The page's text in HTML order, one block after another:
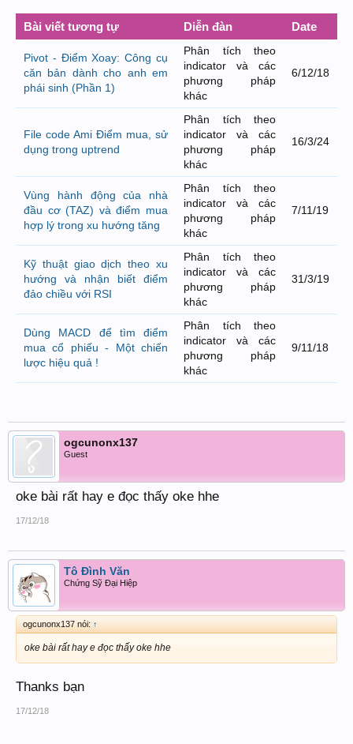
Bài viết tương tự Diễn đàn Date
Pivot - Điểm Xoay: Công cụ
căn bản dành cho anh em
phái sinh (Phần 1)
Phân tích theo
indicator và các
phương pháp
khác
6/12/18
File code Ami Điểm mua, sử
dụng trong uptrend
Phân tích theo
indicator và các
phương pháp
khác
16/3/24
Vùng hành động của nhà
đầu cơ (TAZ) và điểm mua
hợp lý trong xu hướng tăng
Phân tích theo
indicator và các
phương pháp
khác
7/11/19
Kỹ thuật giao dịch theo xu
hướng và nhận biết điểm
đảo chiều với RSI
Phân tích theo
indicator và các
phương pháp
khác
31/3/19
Dùng MACD để tìm điểm
mua cổ phiếu - Một chiến
lược hiệu quả !
Phân tích theo
indicator và các
phương pháp
khác
9/11/18
ogcunonx137
Guest
oke bài rất hay e đọc thấy oke hhe
17/12/18
Tô Đình Văn
Chứng Sỹ Đại Hiệp
ogcunonx137 nói: ↑
oke bài rất hay e đọc thấy oke hhe
Thanks bạn
17/12/18